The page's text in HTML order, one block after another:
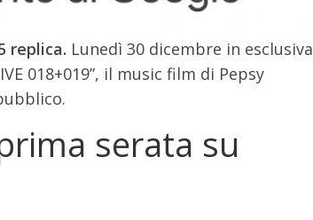
replica. Lunedì 30 dicembre in esclusiva
018+019”, il music film di Pepsy
serata su